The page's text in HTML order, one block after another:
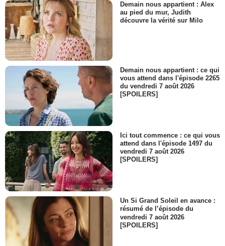
Demain nous appartient : Alex
au pied du mur, Judith
découvre la vérité sur Milo
Demain nous appartient : ce qui
vous attend dans l'épisode 2265
du vendredi 7 août 2026
[SPOILERS]
Ici tout commence : ce qui vous
attend dans l'épisode 1497 du
vendredi 7 août 2026
[SPOILERS]
Un Si Grand Soleil en avance :
résumé de l’épisode du
vendredi 7 août 2026
[SPOILERS]